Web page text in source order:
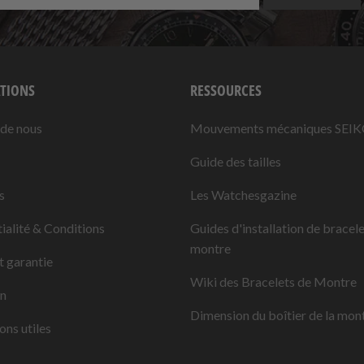
nous
& Conditions
garantie
utiles
RESSOURCES
Mouvements mécaniques
Guide des tailles
Les Watchesgazine
Guides d'installation de
montre
Wiki des Bracelets de Montre
Dimension du boîtier de la